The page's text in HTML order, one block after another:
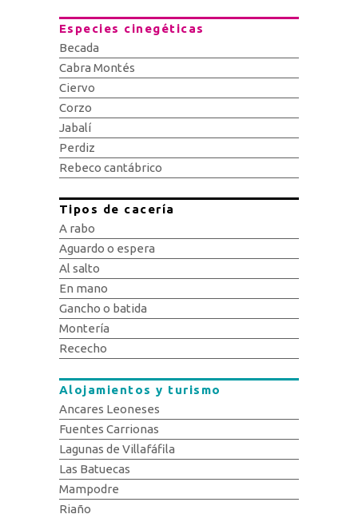
Especies cinegéticas
Becada
Cabra Montés
Ciervo
Corzo
Jabalí
Perdiz
Rebeco cantábrico
Tipos de cacería
A rabo
Aguardo o espera
Al salto
En mano
Gancho o batida
Montería
Rececho
Alojamientos y turismo
Ancares Leoneses
Fuentes Carrionas
Lagunas de Villafáfila
Las Batuecas
Mampodre
Riaño